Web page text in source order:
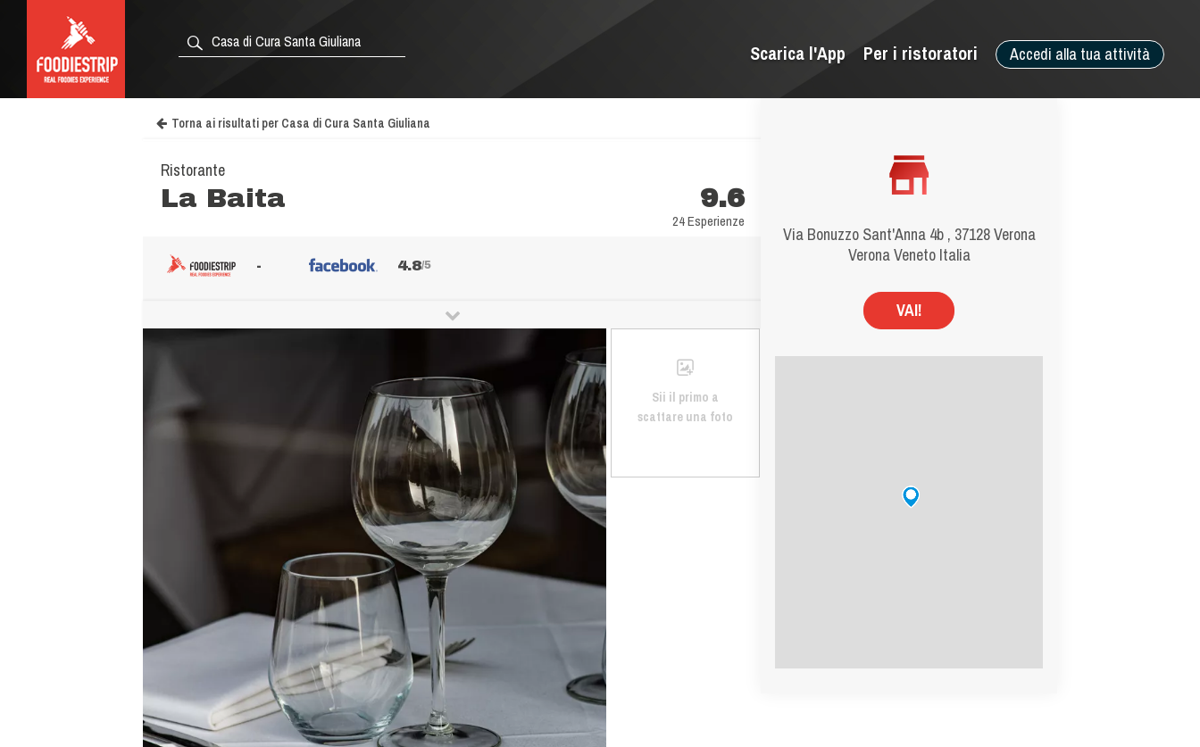
Accedi alla tua attività
Per i ristoratori
Scarica l'App
Via Bonuzzo Sant'Anna 4b , 37128 Verona
Verona Veneto Italia
VAI!
Torna ai risultati per Casa di Cura Santa Giuliana
Ristorante
La Baita 9.6
24 Esperienze
- 4.8/5
Sii il primo a
scattare una foto